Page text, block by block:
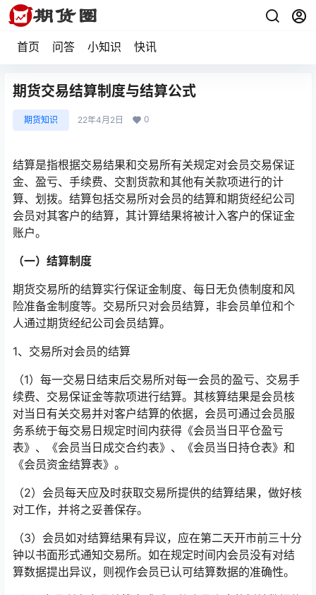
首页 问答 小知识 快讯
期货交易结算制度与结算公式
期货知识 22年4月2日 0
结算是指根据交易结果和交易所有关规定对会员交易保证
金、盈亏、手续费、交割货款和其他有关款项进行的计
算、划拨。结算包括交易所对会员的结算和期货经纪公司
会员对其客户的结算，其计算结果将被计入客户的保证金
账户。
（一）结算制度
期货交易所的结算实行保证金制度、每日无负债制度和风
险准备金制度等。交易所只对会员结算，非会员单位和个
人通过期货经纪公司会员结算。
1、交易所对会员的结算
（1）每一交易日结束后交易所对每一会员的盈亏、交易手
续费、交易保证金等款项进行结算。其核算结果是会员核
对当日有关交易并对客户结算的依据，会员可通过会员服
务系统于每交易日规定时间内获得《会员当日平仓盈亏
表》、《会员当日成交合约表》、《会员当日持仓表》和
《会员资金结算表》。
（2）会员每天应及时获取交易所提供的结算结果，做好核
对工作，并将之妥善保存。
（3）会员如对结算结果有异议，应在第二天开市前三十分
钟以书面形式通知交易所。如在规定时间内会员没有对结
算数据提出异议，则视作会员已认可结算数据的准确性。